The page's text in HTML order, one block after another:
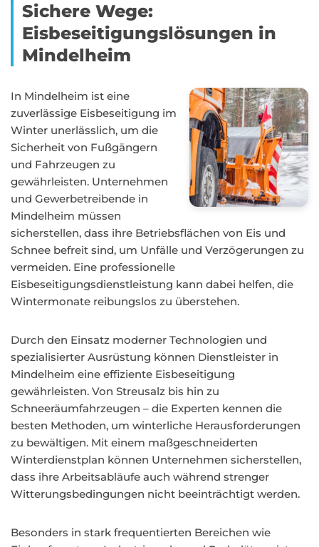
Sichere Wege:
Eisbeseitigungslösungen in
Mindelheim
In Mindelheim ist eine
zuverlässige Eisbeseitigung im
Winter unerlässlich, um die
Sicherheit von Fußgängern
und Fahrzeugen zu
gewährleisten. Unternehmen
und Gewerbetreibende in
Mindelheim müssen
sicherstellen, dass ihre Betriebsflächen von Eis und
Schnee befreit sind, um Unfälle und Verzögerungen zu
vermeiden. Eine professionelle
Eisbeseitigungsdienstleistung kann dabei helfen, die
Wintermonate reibungslos zu überstehen.
Durch den Einsatz moderner Technologien und
spezialisierter Ausrüstung können Dienstleister in
Mindelheim eine effiziente Eisbeseitigung
gewährleisten. Von Streusalz bis hin zu
Schneeräumfahrzeugen – die Experten kennen die
besten Methoden, um winterliche Herausforderungen
zu bewältigen. Mit einem maßgeschneiderten
Winterdienstplan können Unternehmen sicherstellen,
dass ihre Arbeitsabläufe auch während strenger
Witterungsbedingungen nicht beeinträchtigt werden.
Besonders in stark frequentierten Bereichen wie